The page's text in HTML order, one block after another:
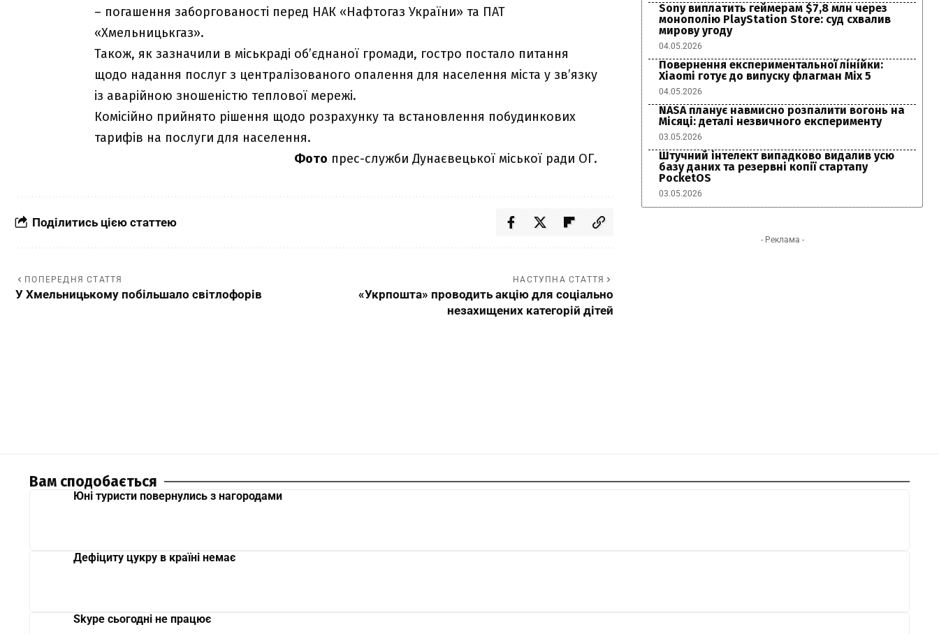
– погашення заборгованості перед НАК «Нафтогаз України» та ПАТ
«Хмельницькгаз».
Також, як зазначили в міськраді об’єднаної громади, гостро постало питання
щодо надання послуг з централізованого опалення для населення міста у зв’язку
із аварійною зношеністю теплової мережі.
Комісійно прийнято рішення щодо розрахунку та встановлення побудинкових
тарифів на послуги для населення.
Фото прес-служби Дунаєвецької міської ради ОГ.
Поділитись цією статтею
ПОПЕРЕДНЯ СТАТТЯ
У Хмельницькому побільшало світлофорів
НАСТУПНА СТАТТЯ
«Укрпошта» проводить акцію для соціально
незахищених категорій дітей
Sony виплатить геймерам $7,8 млн через
монополію PlayStation Store: суд схвалив
мирову угоду
04.05.2026
Повернення експериментальної лінійки:
Xiaomi готує до випуску флагман Mix 5
04.05.2026
NASA планує навмисно розпалити вогонь на
Місяці: деталі незвичного експерименту
03.05.2026
Штучний інтелект випадково видалив усю
базу даних та резервні копії стартапу
PocketOS
03.05.2026
- Реклама -
Вам сподобається
Юні туристи повернулись з нагородами
Дефіциту цукру в країні немає
Skype сьогодні не працює